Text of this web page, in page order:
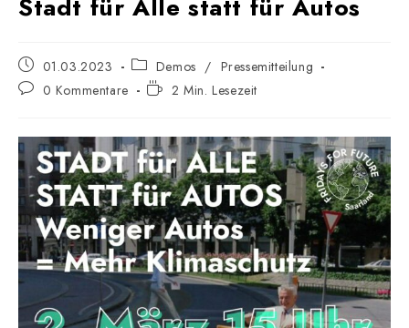
Stadt für Alle statt für Autos
Beitrag
veröffentlicht:
01.03.2023
Beitrags-
Kategorie:
Demos / Pressemitteilung
Beitrags-0 Kommentare Lesedauer:
2 Min. Lesezeit